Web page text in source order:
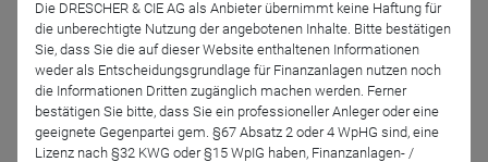
Zurück
Die DRESCHER & CIE AG als Anbieter übernimmt keine Haftung für
die unberechtigte Nutzung der angebotenen Inhalte. Bitte bestätigen
Sie, dass Sie die auf dieser Website enthaltenen Informationen
weder als Entscheidungsgrundlage für Finanzanlagen nutzen noch
die Informationen Dritten zugänglich machen werden. Ferner
bestätigen Sie bitte, dass Sie ein professioneller Anleger oder eine
geeignete Gegenpartei gem. §67 Absatz 2 oder 4 WpHG sind, eine
Lizenz nach §32 KWG oder §15 WpIG haben, Finanzanlagen- /